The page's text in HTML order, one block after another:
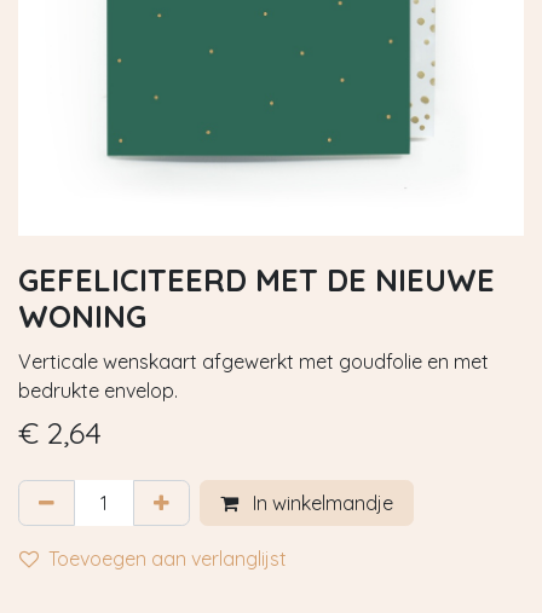
GEFELICITEERD MET DE NIEUWE
WONING
Verticale wenskaart afgewerkt met goudfolie en met
bedrukte envelop.
€ 2,64
In winkelmandje
Toevoegen aan verlanglijst